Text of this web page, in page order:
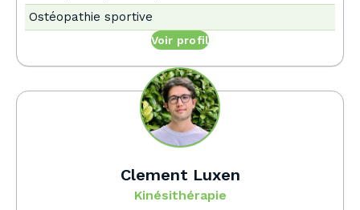
Ostéopathie sportive
Voir profil
Clement Luxen
Kinésithérapie